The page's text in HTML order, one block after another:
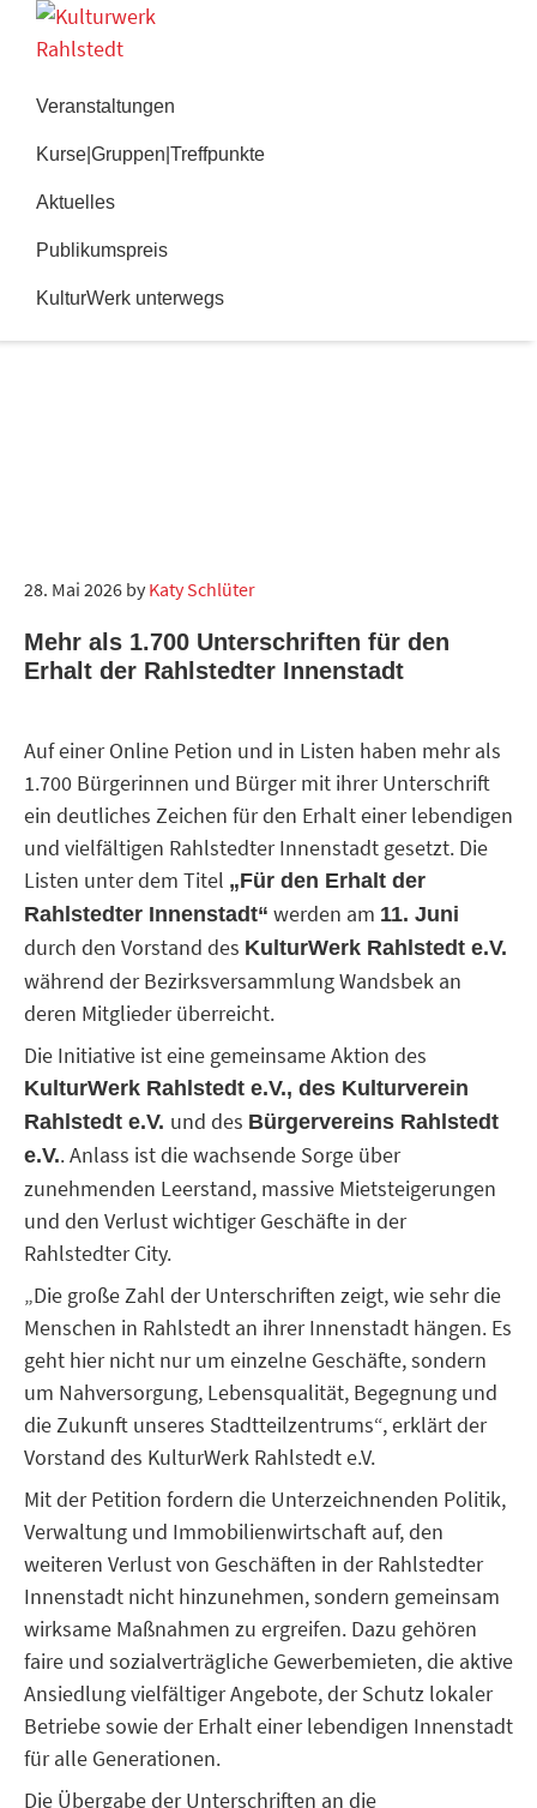
Hauptnavigation
Zum
Inhalt
Rahlstedt
Veranstaltungen
Kurse|Gruppen|Treffpunkte
Aktuelles
Publikumspreis
KulturWerk unterwegs
28. Mai 2026 by Katy Schlüter
Mehr als 1.700 Unterschriften für den
Erhalt der Rahlstedter Innenstadt
Auf einer Online Petion und in Listen haben mehr als
1.700 Bürgerinnen und Bürger mit ihrer Unterschrift
ein deutliches Zeichen für den Erhalt einer lebendigen
und vielfältigen Rahlstedter Innenstadt gesetzt. Die
Listen unter dem Titel „Für den Erhalt der
Rahlstedter Innenstadt“ werden am 11. Juni
durch den Vorstand des KulturWerk Rahlstedt e.V.
während der Bezirksversammlung Wandsbek an
deren Mitglieder überreicht.
Die Initiative ist eine gemeinsame Aktion des
KulturWerk Rahlstedt e.V., des Kulturverein
Rahlstedt e.V. und des Bürgervereins Rahlstedt
e.V.. Anlass ist die wachsende Sorge über
zunehmenden Leerstand, massive Mietsteigerungen
und den Verlust wichtiger Geschäfte in der
Rahlstedter City.
„Die große Zahl der Unterschriften zeigt, wie sehr die
Menschen in Rahlstedt an ihrer Innenstadt hängen. Es
geht hier nicht nur um einzelne Geschäfte, sondern
um Nahversorgung, Lebensqualität, Begegnung und
die Zukunft unseres Stadtteilzentrums“, erklärt der
Vorstand des KulturWerk Rahlstedt e.V.
Mit der Petition fordern die Unterzeichnenden Politik,
Verwaltung und Immobilienwirtschaft auf, den
weiteren Verlust von Geschäften in der Rahlstedter
Innenstadt nicht hinzunehmen, sondern gemeinsam
wirksame Maßnahmen zu ergreifen. Dazu gehören
faire und sozialverträgliche Gewerbemieten, die aktive
Ansiedlung vielfältiger Angebote, der Schutz lokaler
Betriebe sowie der Erhalt einer lebendigen Innenstadt
für alle Generationen.
Die Übergabe der Unterschriften an die